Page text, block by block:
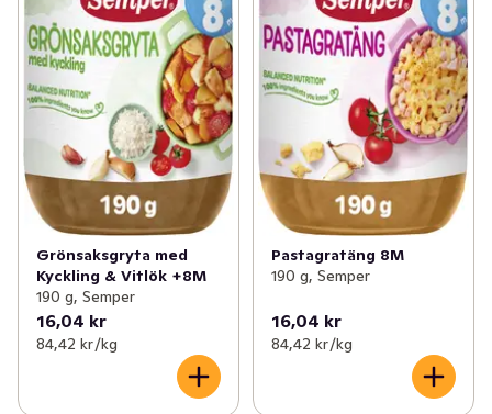
Grönsaksgryta med
Kyckling & Vitlök +8M
190 g, Semper
16,04 kr
84,42 kr /kg
Pastagratäng 8M
190 g, Semper
16,04 kr
84,42 kr /kg